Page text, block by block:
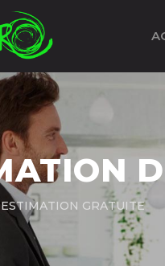
ESTIMATION GRATUITE